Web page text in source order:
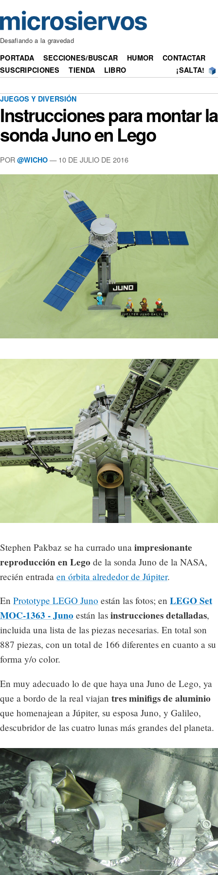
Desafiando a la gravedad
PORTADA SECCIONES/BUSCAR HUMOR
CONTACTAR
SUSCRIPCIONES
TIENDA LIBRO ¡SALTA!
JUEGOS Y DIVERSIÓN
Instrucciones para montar la
sonda Juno en Lego
POR @WICHO — 10 DE JULIO DE 2016
Stephen Pakbaz se ha currado una impresionante
reproducción en Lego de la sonda Juno de la NASA,
recién entrada en órbita alrededor de Júpiter.
En Prototype LEGO Juno están las fotos; en LEGO Set
MOC-1363 - Juno están las instrucciones detalladas,
incluida una lista de las piezas necesarias. En total son
887 piezas, con un total de 166 diferentes en cuanto a su
forma y/o color.
En muy adecuado lo de que haya una Juno de Lego, ya
que a bordo de la real viajan tres minifigs de aluminio
que homenajean a Júpiter, su esposa Juno, y Galileo,
descubridor de las cuatro lunas más grandes del planeta.